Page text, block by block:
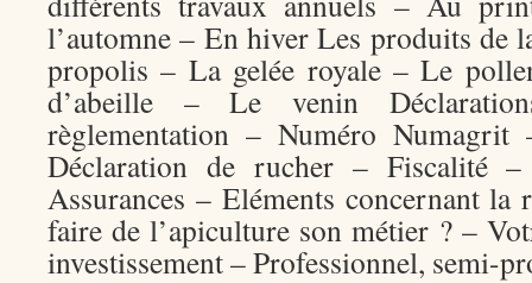
l’automne – En hiver Les produits de
propolis – La gelée royale – Le
d’abeille – Le venin
règlementation – Numéro
Déclaration de rucher – Fiscalité –
Assurances – Eléments concernant la
faire de l’apiculture son métier ? –
investissement – Professionnel, semi-